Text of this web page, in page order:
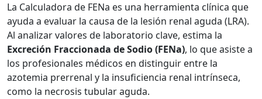
La Calculadora de FENa es una herramienta clínica que
ayuda a evaluar la causa de la lesión renal aguda (LRA).
Al analizar valores de laboratorio clave, estima la
Excreción Fraccionada de Sodio (FENa), lo que asiste a
los profesionales médicos en distinguir entre la
azotemia prerrenal y la insuficiencia renal intrínseca,
como la necrosis tubular aguda.